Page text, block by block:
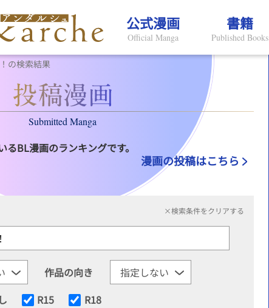
公式漫画
Official Manga
書籍
Published Books
の検索結果
Submitted Manga
るBL漫画のランキングです。
漫画の投稿はこちら
×検索条件をクリアする
作品の向き
R15 R18